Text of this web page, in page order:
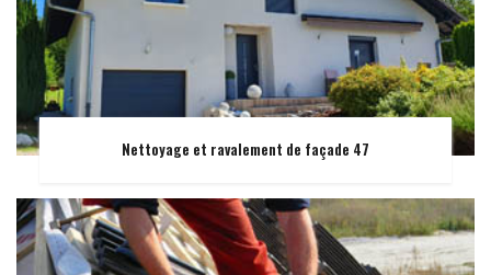
Nettoyage et ravalement de façade 47